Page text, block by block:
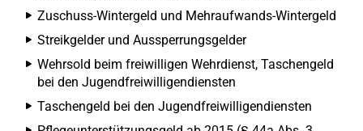
Zuschuss-Wintergeld und Mehraufwands-Wintergeld
Streikgelder und Aussperrungsgelder
Wehrsold beim freiwilligen Wehrdienst, Taschengeld
bei den Jugendfreiwilligendiensten
Taschengeld bei den Jugendfreiwilligendiensten